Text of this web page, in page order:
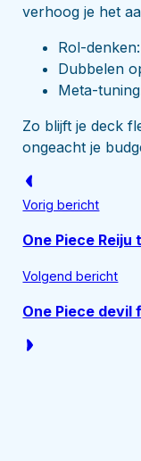
verhoog je het
Rol-
Dubbelen
Meta-
Zo blijft je deck
ongeacht je
Vorig bericht
One Piece
Volgend bericht
One Piece